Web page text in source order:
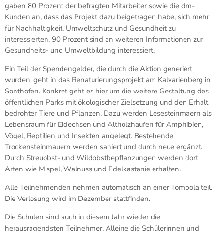
gaben 80 Prozent der befragten Mitarbeiter sowie die dm-
Kunden an, dass das Projekt dazu beigetragen habe, sich mehr
für Nachhaltigkeit, Umweltschutz und Gesundheit zu
interessierten, 90 Prozent sind an weiteren Informationen zur
Gesundheits- und Umweltbildung interessiert.
Ein Teil der Spendengelder, die durch die Aktion generiert
wurden, geht in das Renaturierungsprojekt am Kalvarienberg in
Sonthofen. Konkret geht es hier um die weitere Gestaltung des
öffentlichen Parks mit ökologischer Zielsetzung und den Erhalt
bedrohter Tiere und Pflanzen. Dazu werden Lesesteinmaern als
Lebensraum für Eidechsen und Altholzhaufen für Amphibien,
Vögel, Reptilien und Insekten angelegt. Bestehende
Trockensteinmauern werden saniert und durch neue ergänzt.
Durch Streuobst- und Wildobstbepflanzungen werden dort
Arten wie Mispel, Walnuss und Edelkastanie erhalten.
Alle Teilnehmenden nehmen automatisch an einer Tombola teil.
Die Verlosung wird im Dezember stattfinden.
Die Schulen sind auch in diesem Jahr wieder die
herausragendsten Teilnehmer. Alleine die Schülerinnen und